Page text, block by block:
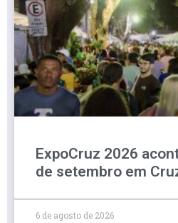
ExpoCruz 2026
de setembro em
6 de agosto de 2026